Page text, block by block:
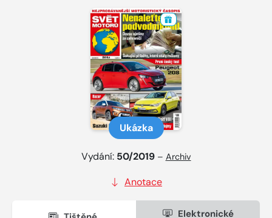
Ukázka
Vydání: 50/2019 – Archiv
Anotace
Elektronické